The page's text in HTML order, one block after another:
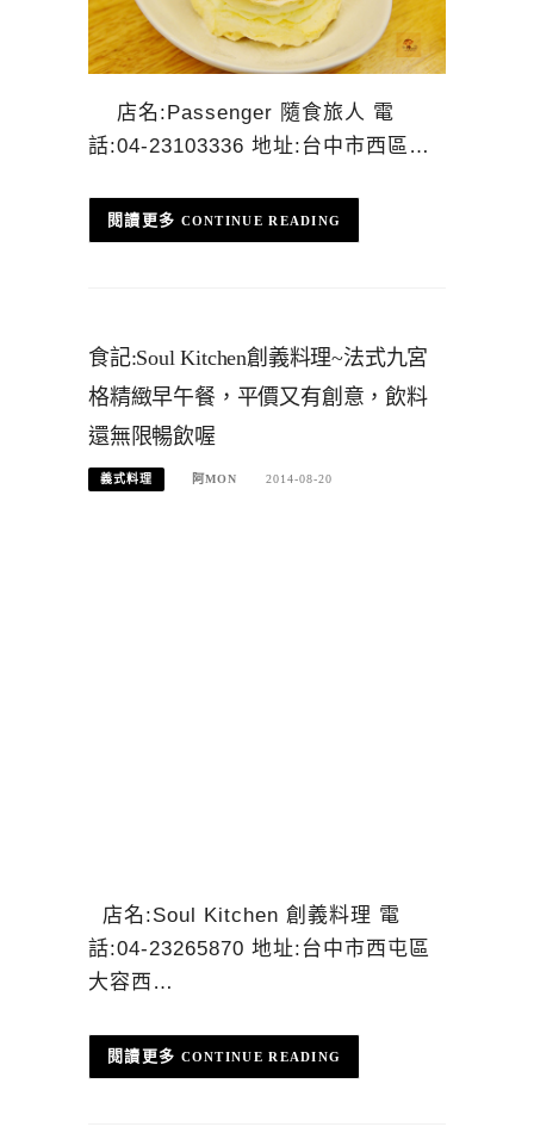
店名:Passenger 隨食旅人 電
話:04-23103336 地址:台中市西區…
CONTINUE READING
食記:Soul Kitchen創義料理~法式九宮
格精緻早午餐，平價又有創意，飲料
還無限暢飲喔
義式料理 阿MON 2014-08-20
店名:Soul Kitchen 創義料理 電
話:04-23265870 地址:台中市西屯區
大容西…
CONTINUE READING